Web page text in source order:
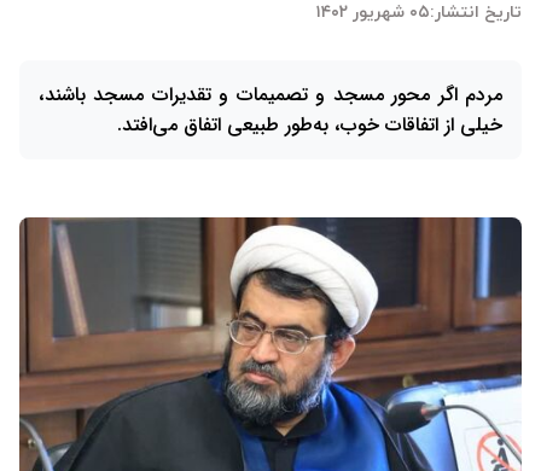
تاریخ انتشار:۰۵ شهریور ۱۴۰۲
مردم اگر محور مسجد و تصمیمات و تقدیرات مسجد باشند،
خیلی از اتفاقات خوب، به‌طور طبیعی اتفاق می‌افتد.